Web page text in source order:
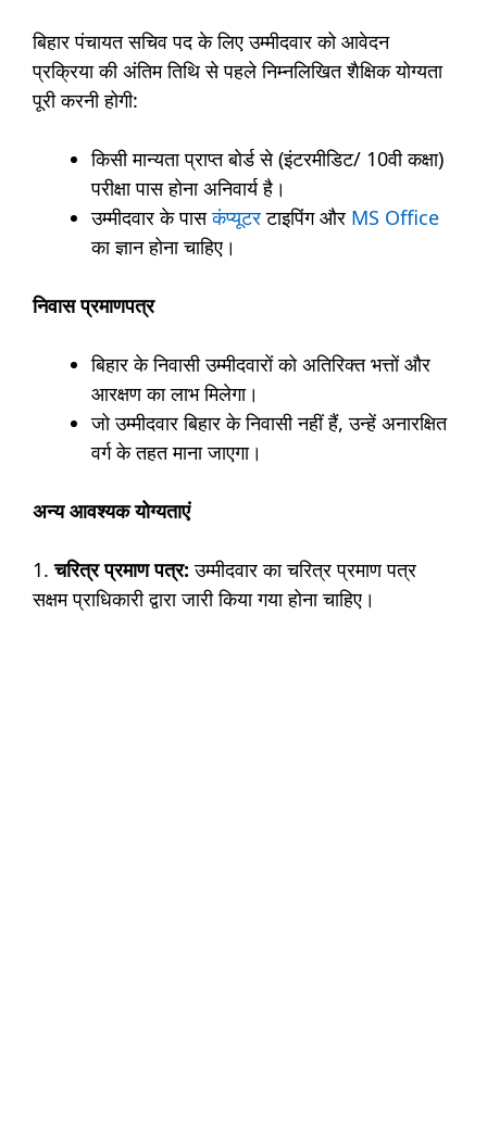
बिहार पंचायत सचिव पद के लिए उम्मीदवार को आवेदन
प्रक्रिया की अंतिम तिथि से पहले निम्नलिखित शैक्षिक योग्यता
पूरी करनी होगी:
किसी मान्यता प्राप्त बोर्ड से (इंटरमीडिट/ 10वी कक्षा)
परीक्षा पास होना अनिवार्य है।
उम्मीदवार के पासकंप्यूटरटाइपिंग और MS Office
का ज्ञान होना चाहिए।
निवास प्रमाणपत्र
बिहार के निवासी उम्मीदवारों को अतिरिक्त भत्तों और
आरक्षण का लाभ मिलेगा।
जो उम्मीदवार बिहार के निवासी नहीं हैं, उन्हें अनारक्षित
वर्ग के तहत माना जाएगा।
अन्य आवश्यक योग्यताएं
1.चरित्र प्रमाण पत्र: उम्मीदवार का चरित्र प्रमाण पत्र
सक्षम प्राधिकारी द्वारा जारी किया गया होना चाहिए।